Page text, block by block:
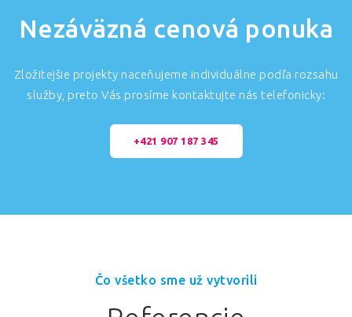
Nezáväzná cenová ponuka
Zložitejšie projekty naceňujeme individuálne podľa rozsahu
služby, preto Vás prosíme kontaktujte nás telefonicky:
+421 907 187 345
Čo všetko sme už vytvorili